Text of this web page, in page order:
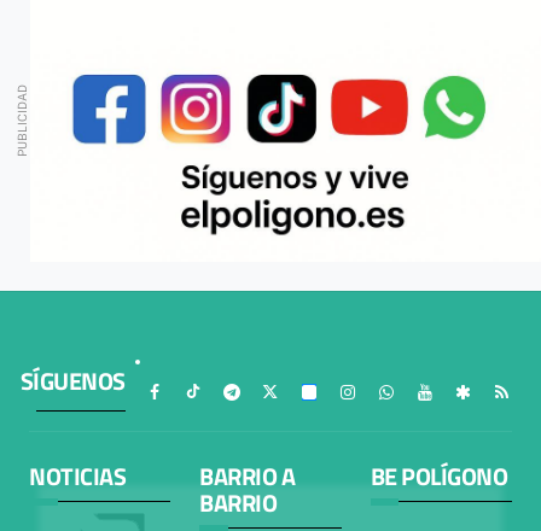
SÍGUENOS
NOTICIAS BARRIO A
BARRIO
BE POLÍGONO